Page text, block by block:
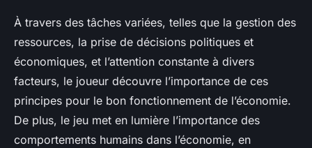
À travers des tâches variées, telles que la gestion des
ressources, la prise de décisions politiques et
économiques, et l’attention constante à divers
facteurs, le joueur découvre l’importance de ces
principes pour le bon fonctionnement de l’économie.
De plus, le jeu met en lumière l’importance des
comportements humains dans l’économie, en